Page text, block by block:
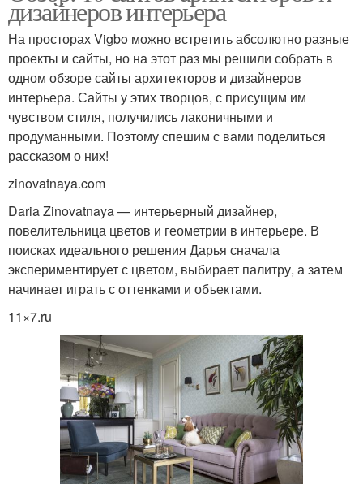
дизайнеров интерьера
На просторах Vigbo можно встретить абсолютно разные
проекты и сайты, но на этот раз мы решили собрать в
одном обзоре сайты архитекторов и дизайнеров
интерьера. Сайты у этих творцов, с присущим им
чувством стиля, получились лаконичными и
продуманными. Поэтому спешим с вами поделиться
рассказом о них!
zinovatnaya.com
Daria Zinovatnaya — интерьерный дизайнер,
повелительница цветов и геометрии в интерьере. В
поисках идеального решения Дарья сначала
экспериментирует с цветом, выбирает палитру, а затем
начинает играть с оттенками и объектами.
11×7.ru